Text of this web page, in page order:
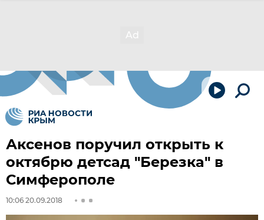
Аксенов поручил открыть к
октябрю детсад "Березка" в
Симферополе
10:06 20.09.2018